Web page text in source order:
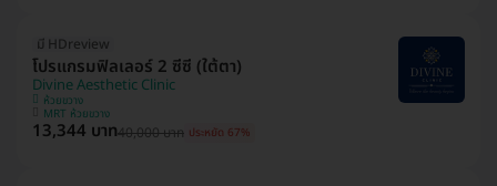
มี HDreview
โปรแกรมฟิลเลอร์ 2 ซีซี (ใต้ตา)
Divine Aesthetic Clinic
ห้วยขวาง
MRT ห้วยขวาง
13,344 บาท40,000 บาท ประหยัด 67%